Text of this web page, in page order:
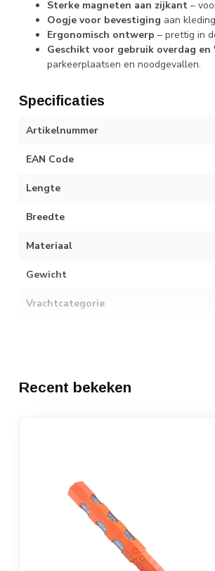
Sterke magneten aan zijkant –
Oogje voor bevestiging aan
Ergonomisch ontwerp – prettig in
Geschikt voor gebruik overdag en
parkeerplaatsen en noodgevallen.
Specificaties
Artikelnummer
EAN Code
Lengte
Breedte
Materiaal
Gewicht
Vrachtcategorie
Recent bekeken